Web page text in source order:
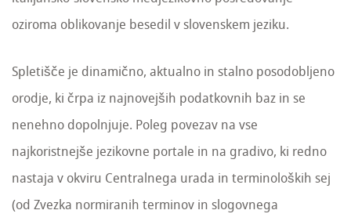
oziroma oblikovanje besedil v slovenskem jeziku.
Spletišče je dinamično, aktualno in stalno posodobljeno
orodje, ki črpa iz najnovejših podatkovnih baz in se
nenehno dopolnjuje. Poleg povezav na vse
najkoristnejše jezikovne portale in na gradivo, ki redno
nastaja v okviru Centralnega urada in terminoloških sej
(od Zvezka normiranih terminov in slogovnega